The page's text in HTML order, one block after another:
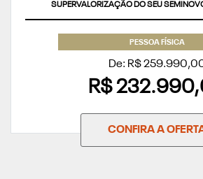
SUPERVALORIZAÇÃO DO SEU
PESSOA FÍSICA
De: R$
R$
CONFIRA A